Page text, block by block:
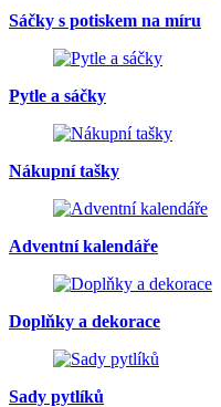
Sáčky s potiskem na míru
Pytle a sáčky
Nákupní tašky
Adventní kalendáře
Doplňky a dekorace
Sady pytlíků